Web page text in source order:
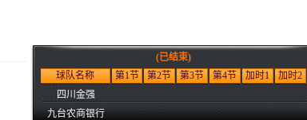
(已结束)
球队名称
第1节 第2节 第3节 第4节 加时1
加时2
四川金强
九台农商银行